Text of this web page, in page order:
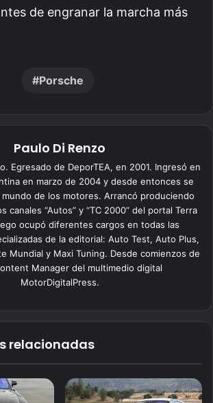
de engranar la marcha más
Porsche
Paulo Di Renzo
Egresado de DeporTEA, en 2001. Ingresó en
en marzo de 2004 y desde entonces se
de los motores. Arrancó produciendo
canales “Autos” y “TC 2000” del portal Terra
ocupó diferentes cargos en todas las
de la editorial: Auto Test, Auto Plus,
Mundial y Maxi Tuning. Desde comienzos de
Manager del multimedio digital
MotorDigitalPress.
relacionadas